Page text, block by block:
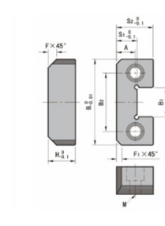
ambientales,
funcionalidad.
Longevidad y
Una de las ventajas
de ladrillos entrelazados
impresionante
SKD11 de alta calidad y
precisos da como
útil prolongada. Esta